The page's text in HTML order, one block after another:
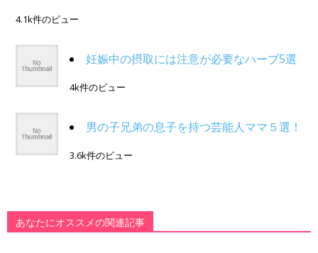
4.1k件のビュー
妊娠中の摂取には注意が必要なハーブ5選
4k件のビュー
男の子兄弟の息子を持つ芸能人ママ５選！
3.6k件のビュー
あなたにオススメの関連記事